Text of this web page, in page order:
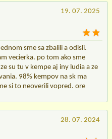
19. 07. 2025
sme sa zbalili a odisli.
vecierka. po tom ako sme
su tu v kempe aj iny ludia a ze
98% kempov na sk ma
si to neoverili vopred. ore
28. 07. 2024